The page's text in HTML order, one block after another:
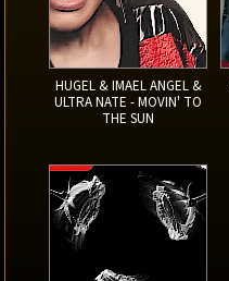
HUGEL & IMAEL ANGEL &
ULTRA NATE - MOVIN' TO
THE SUN